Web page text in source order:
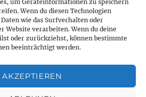
um Geräteinformationen zu speichern
Wenn du diesen Technologien
wie das Surfverhalten oder
Website verarbeiten. Wenn du deine
oder zurückziehst, können bestimmte
beeinträchtigt werden.
AKZEPTIEREN
Schrift erhältlich
von Büros in der
– aber wieso eigentlich?